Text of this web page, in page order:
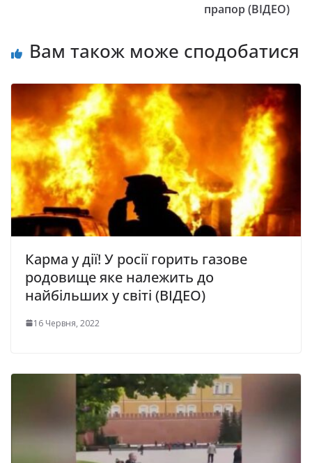
прапор (ВІДЕО)
Вам також може сподобатися
Карма у дії! У росії горить газове
родовище яке належить до
найбільших у світі (ВІДЕО)
16 Червня, 2022